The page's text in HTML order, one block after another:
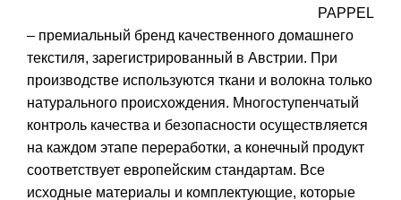
PAPPEL
– премиальный бренд качественного домашнего
текстиля, зарегистрированный в Австрии. При
производстве используются ткани и волокна только
натурального происхождения. Многоступенчатый
контроль качества и безопасности осуществляется
на каждом этапе переработки, а конечный продукт
соответствует европейским стандартам. Все
исходные материалы и комплектующие, которые